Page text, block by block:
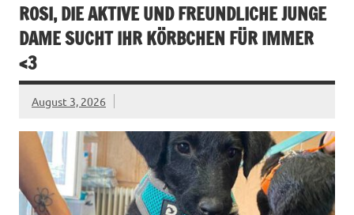
ROSI, DIE AKTIVE UND FREUNDLICHE JUNGE
DAME SUCHT IHR KÖRBCHEN FÜR IMMER
<3
August 3, 2026